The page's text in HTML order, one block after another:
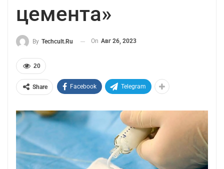
цемента»
By Techcult.ru On Авг 26, 2023
20
Share Facebook Telegram